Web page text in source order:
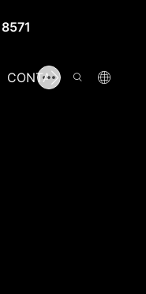
CONTACT US